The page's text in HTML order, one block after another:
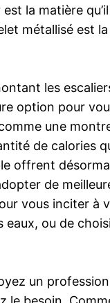
la matière
métallisé est
les
option pour
une
de calories
offrent
de
vous inciter à
eaux, ou de
un